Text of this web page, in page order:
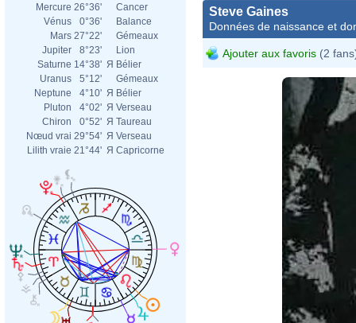
Mercure 26°36'
Cancer
Vénus
0°36'
Balance
Mars 27°22'
Gémeaux
Jupiter
8°23'
Lion
Saturne 14°38' Я Bélier
Uranus
5°12'
Gémeaux
Neptune
4°10' Я Bélier
Pluton
4°02' Я Verseau
Chiron
0°52' Я Taureau
Nœud vrai 29°54' Я Verseau
Lilith vraie 21°44' Я Capricorne
Steve Gaines
Données de naissance et
Ajouter aux favoris (2